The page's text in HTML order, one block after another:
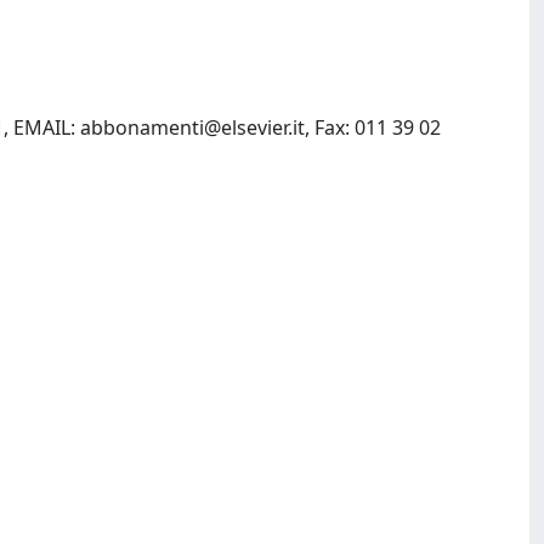
EMAIL: abbonamenti@elsevier.it, Fax: 011 39 02